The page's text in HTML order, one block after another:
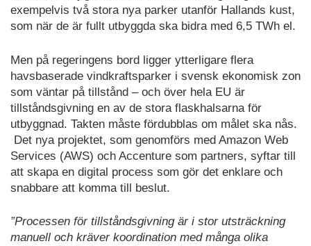
exempelvis två stora nya parker utanför Hallands kust,
som när de är fullt utbyggda ska bidra med 6,5 TWh el.
Men på regeringens bord ligger ytterligare flera
havsbaserade vindkraftsparker i svensk ekonomisk zon
som väntar på tillstånd – och över hela EU är
tillståndsgivning en av de stora flaskhalsarna för
utbyggnad. Takten måste fördubblas om målet ska nås.
Det nya projektet, som genomförs med Amazon Web
Services (AWS) och Accenture som partners, syftar till
att skapa en digital process som gör det enklare och
snabbare att komma till beslut.
”Processen för tillståndsgivning är i stor utsträckning
manuell och kräver koordination med många olika